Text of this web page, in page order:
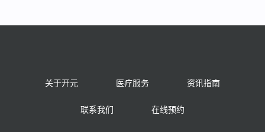
关于开元 医疗服务 资讯指南
联系我们 在线预约